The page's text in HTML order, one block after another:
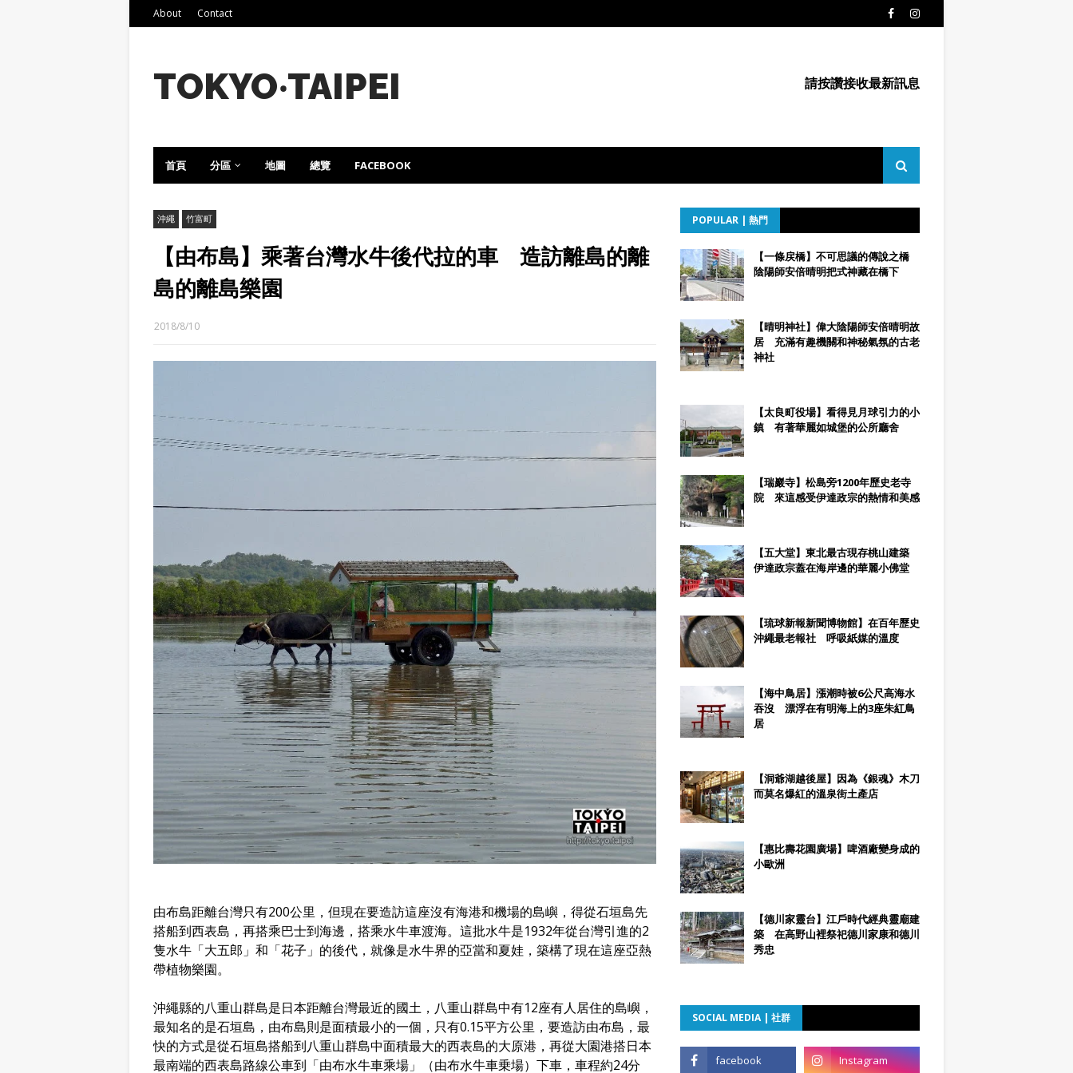
About Contact
TOKYO‧TAIPEI 請按讚接收最新訊息
首頁 分區 地圖 總覽 FACEBOOK
沖繩 竹富町
【由布島】乘著台灣水牛後代拉的車 造訪離島的離
島的離島樂園
2018/8/10
由布島距離台灣只有200公里，但現在要造訪這座沒有海港和機場的島嶼，得從石垣島先
搭船到西表島，再搭乘巴士到海邊，搭乘水牛車渡海。這批水牛是1932年從台灣引進的2
隻水牛「大五郎」和「花子」的後代，就像是水牛界的亞當和夏娃，築構了現在這座亞熱
帶植物樂園。
沖繩縣的八重山群島是日本距離台灣最近的國土，八重山群島中有12座有人居住的島嶼，
最知名的是石垣島，由布島則是面積最小的一個，只有0.15平方公里，要造訪由布島，最
快的方式是從石垣島搭船到八重山群島中面積最大的西表島的大原港，再從大園港搭日本
最南端的西表島路線公車到「由布水牛車乘場」（由布水牛車乗場）下車，車程約24分
POPULAR | 熱門
【一條戻橋】不可思議的傳說之橋
陰陽師安倍晴明把式神藏在橋下
【晴明神社】偉大陰陽師安倍晴明故
居 充滿有趣機關和神秘氣氛的古老
神社
【太良町役場】看得見月球引力的小
鎮 有著華麗如城堡的公所廳舍
【瑞巖寺】松島旁1200年歷史老寺
院 來這感受伊達政宗的熱情和美感
【五大堂】東北最古現存桃山建築
伊達政宗蓋在海岸邊的華麗小佛堂
【琉球新報新聞博物館】在百年歷史
沖繩最老報社 呼吸紙媒的溫度
【海中鳥居】漲潮時被6公尺高海水
吞沒 漂浮在有明海上的3座朱紅鳥
居
【洞爺湖越後屋】因為《銀魂》木刀
而莫名爆紅的溫泉街土產店
【惠比壽花園廣場】啤酒廠變身成的
小歐洲
【德川家靈台】江戶時代經典靈廟建
築 在高野山裡祭祀德川家康和德川
秀忠
SOCIAL MEDIA | 社群